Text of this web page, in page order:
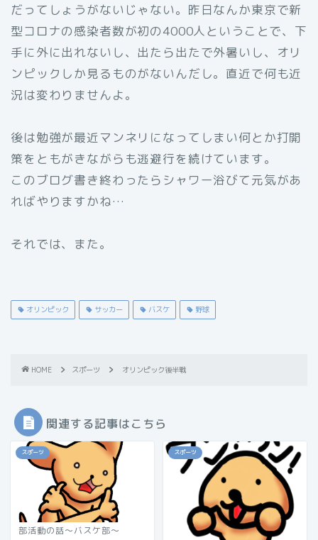
だってしょうがないじゃない。昨日なんか東京で新
型コロナの感染者数が初の4000人ということで、下
手に外に出れないし、出たら出たで外暑いし、オリ
ンピックしか見るものがないんだし。直近で何も近
況は変わりませんよ。
後は勉強が最近マンネリになってしまい何とか打開
策をともがきながらも逃避行を続けています。
このブログ書き終わったらシャワー浴びて元気があ
ればやりますかね…
それでは、また。
オリンピック サッカー バスケ 野球
HOME スポーツ オリンピック後半戦
関連する記事はこちら
スポーツ
部活動の話～バスケ部～
スポーツ